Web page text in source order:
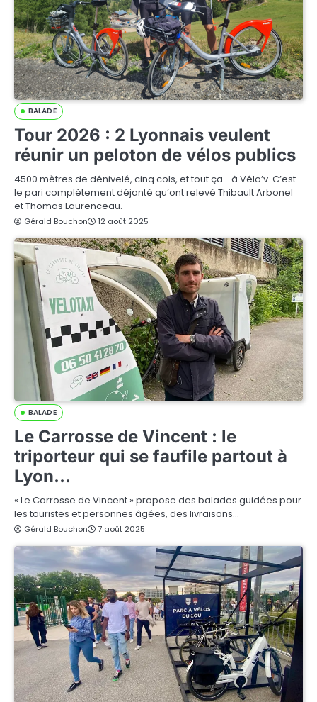
BALADE
Tour 2026 : 2 Lyonnais veulent
réunir un peloton de vélos publics
4500 mètres de dénivelé, cinq cols, et tout ça… à Vélo’v. C’est
le pari complètement déjanté qu’ont relevé Thibault Arbonel
et Thomas Laurenceau.
Gérald Bouchon 12 août 2025
BALADE
Le Carrosse de Vincent : le
triporteur qui se faufile partout à
Lyon…
« Le Carrosse de Vincent » propose des balades guidées pour
les touristes et personnes âgées, des livraisons…
Gérald Bouchon 7 août 2025